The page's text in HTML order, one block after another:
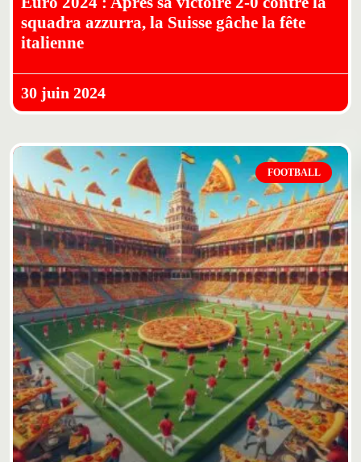
squadra azzurra, la Suisse gâche la fête
italienne
30 juin 2024
FOOTBALL